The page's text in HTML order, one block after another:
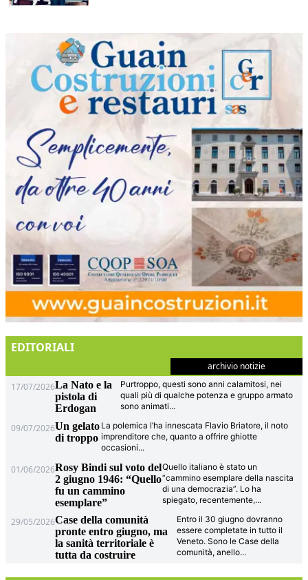
EDITORIALI
archivio notizie
17/07/2026La Nato e la
pistola di
Erdogan
Purtroppo, questi sono anni calamitosi, nei
quali più di qualche potenza e gruppo armato
sono animati...
09/07/2026Un gelato
di troppo
La polemica l’ha innescata Flavio Briatore, il noto
imprenditore che, quanto a offrire ghiotte
occasioni...
01/06/2026Rosy Bindi sul voto del
2 giugno 1946: “Quello
fu un cammino
esemplare”
Quello italiano è stato un
“cammino esemplare della nascita
di una democrazia”. Lo ha
spiegato, recentemente,...
29/05/2026Case della comunità
pronte entro giugno, ma
la sanità territoriale è
tutta da costruire
Entro il 30 giugno dovranno
essere completate in tutto il
Veneto. Sono le Case della
comunità, anello...